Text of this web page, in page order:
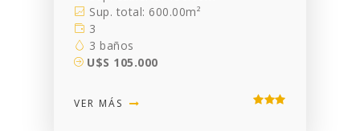
Sup. total: 600.00m²
3
3 baños
U$S 105.000
VER MÁS